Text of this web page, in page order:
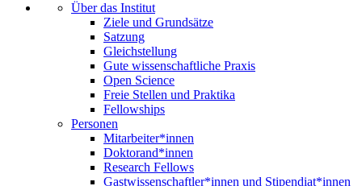
Über das Institut
Ziele und Grundsätze
Satzung
Gleichstellung
Gute wissenschaftliche Praxis
Open Science
Freie Stellen und Praktika
Fellowships
Personen
Mitarbeiter*innen
Doktorand*innen
Research Fellows
Gastwissenschaftler*innen und Stipendiat*innen